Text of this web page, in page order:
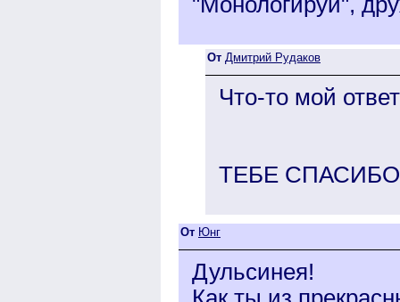
От Дмитрий Рудаков
Что-то мой
ТЕБЕ СПАСИБО
От Юнг
Дульсинея!